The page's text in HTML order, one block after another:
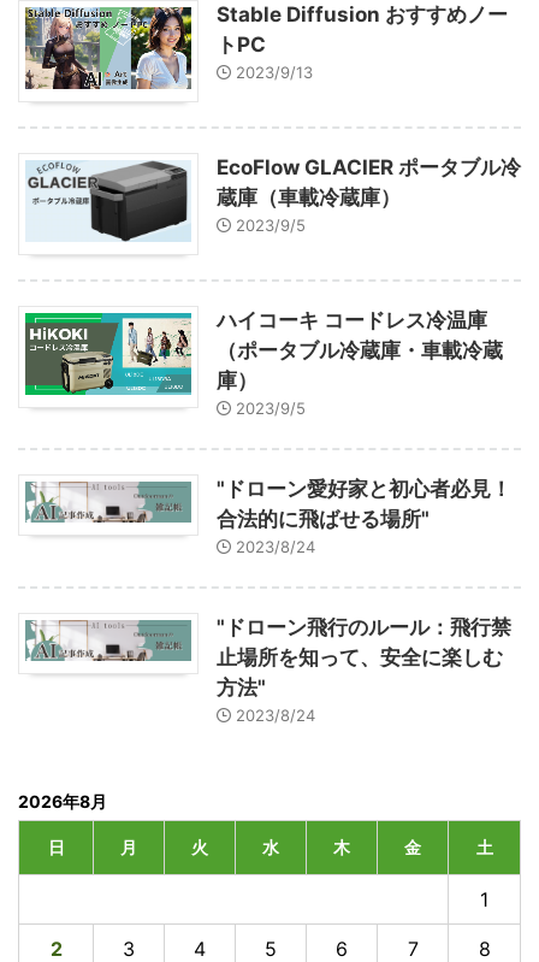
Stable Diffusion おすすめノー
トPC
2023/9/13
EcoFlow GLACIER ポータブル冷
蔵庫（車載冷蔵庫）
2023/9/5
ハイコーキ コードレス冷温庫
（ポータブル冷蔵庫・車載冷蔵
庫）
2023/9/5
"ドローン愛好家と初心者必見！
合法的に飛ばせる場所"
2023/8/24
"ドローン飛行のルール：飛行禁
止場所を知って、安全に楽しむ
方法"
2023/8/24
2026年8月
日 月 火 水 木 金 土
1
2 3 4 5 6 7 8